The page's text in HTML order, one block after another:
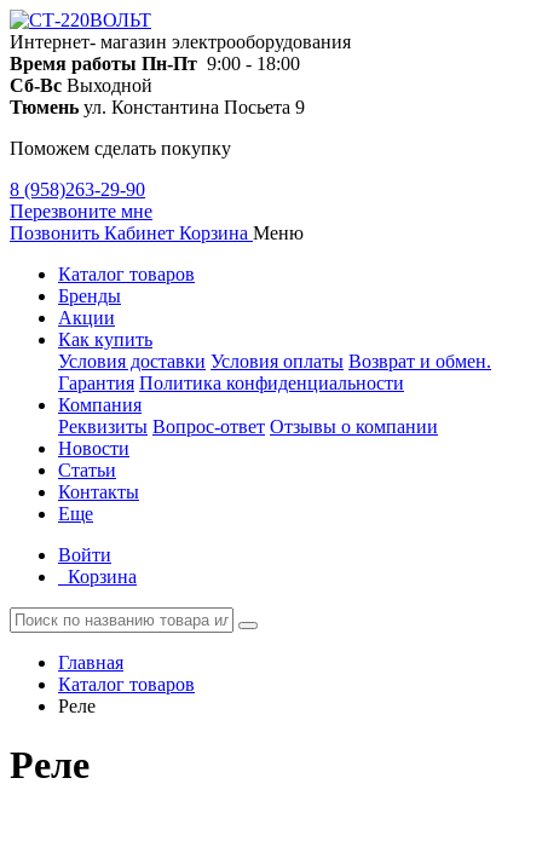
Интернет- магазин электрооборудования
Время работы Пн-Пт 9:00 - 18:00
Сб-Вс Выходной
Тюмень ул. Константина Посьета 9
Поможем сделать покупку
8 (958)263-29-90
Перезвоните мне
Позвонить Кабинет Корзина Меню
Каталог товаров
Бренды
Акции
Как купить
Условия доставки Условия оплаты Возврат и обмен.
Гарантия Политика конфиденциальности
Компания
Реквизиты Вопрос-ответ Отзывы о компании
Новости
Статьи
Контакты
Еще
Войти
Корзина
Главная
Каталог товаров
Реле
Реле